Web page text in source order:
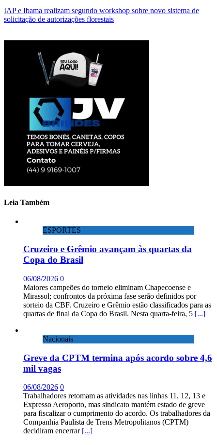
IAP e Ibama realizam segundo workshop sobre novo sistema de
solicitação de autorizações florestais
Leia Também
ESPORTES
Cruzeiro e Grêmio avançam às quartas da
Copa do Brasil
06/08/2026 0
Maiores campeões do torneio eliminam Chapecoense e
Mirassol; confrontos da próxima fase serão definidos por
sorteio da CBF. Cruzeiro e Grêmio estão classificados para as
quartas de final da Copa do Brasil. Nesta quarta-feira, 5 [...]
Nacionais
Greve da CPTM termina após acordo sobre 4,6
mil vagas
06/08/2026 0
Trabalhadores retomam as atividades nas linhas 11, 12, 13 e
Expresso Aeroporto, mas sindicato mantém estado de greve
para fiscalizar o cumprimento do acordo. Os trabalhadores da
Companhia Paulista de Trens Metropolitanos (CPTM)
decidiram encerrar [...]